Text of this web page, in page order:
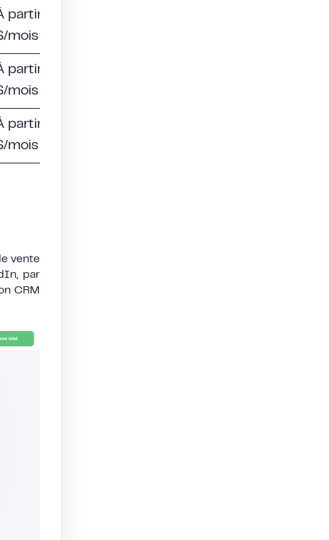
partir de 39
mois
partir de 56
mois
partir de 99
mois
vente
par
CRM